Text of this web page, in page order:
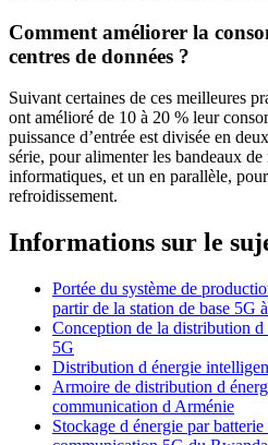
Comment améliorer la
centres de données ?
Suivant certaines de ces meilleures
ont amélioré de 10 à 20 % leur
puissance d’entrée est divisée en
série, pour alimenter les bandeaux
informatiques, et un en parallèle,
refroidissement.
Informations sur le
Portée du système de
partir de la station de base 5G
Conception de la distribution d
5G
Distribution d énergie
Armoire de distribution d
communication d Arménie
Stockage d énergie par